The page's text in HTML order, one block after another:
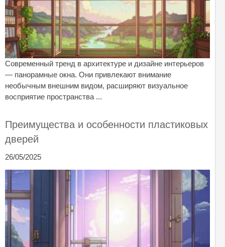
Современный тренд в архитектуре и дизайне интерьеров
— панорамные окна. Они привлекают внимание
необычным внешним видом, расширяют визуальное
восприятие пространства ...
Преимущества и особенности пластиковых
дверей
26/05/2025